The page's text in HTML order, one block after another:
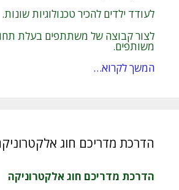
לעודד ילדים להכיר טכנולוגיות שונות.
לצור קבוצה של משתתפים בעלת
משותפים.
המשך לקרוא…
הדרכת מדריכם חוג
הדרכת מדריכם חוג אלקטרוניקה